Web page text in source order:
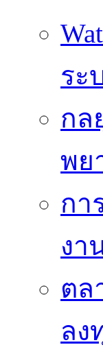
ระ
กล
พย
กา
งา
ตล
ลง